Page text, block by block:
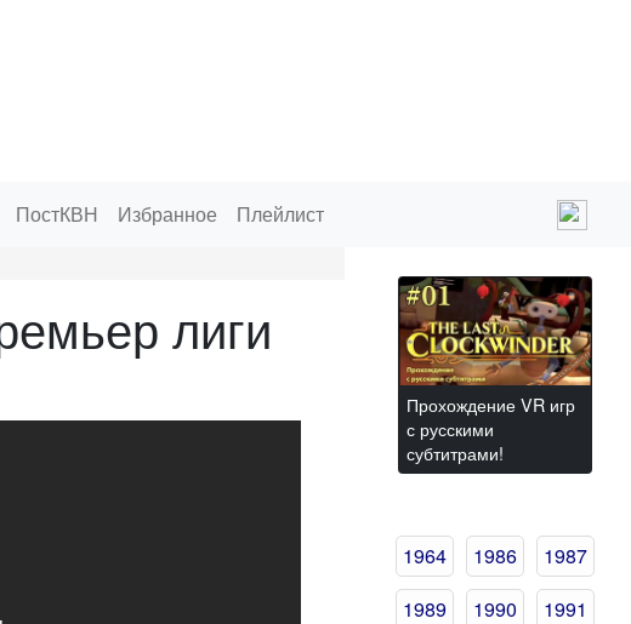
ПостКВН Избранное Плейлист
лиги
Прохождение VR игр
с русскими
субтитрами!
1964 1986
1987
1989
1990
1991